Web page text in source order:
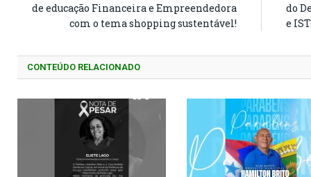
de educação Financeira e Empreendedora
com o tema shopping sustentável!
do
e
CONTEÚDO RELACIONADO